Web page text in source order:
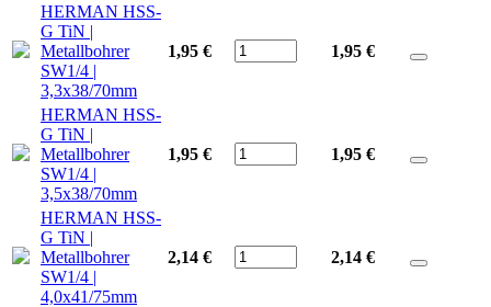
HERMAN HSS-
G TiN |
Metallbohrer
SW1/4 |
3,3x38/70mm
1,95 € 1,95 €
HERMAN HSS-
G TiN |
Metallbohrer
SW1/4 |
3,5x38/70mm
1,95 € 1,95 €
HERMAN HSS-
G TiN |
Metallbohrer
SW1/4 |
4,0x41/75mm
2,14 € 2,14 €